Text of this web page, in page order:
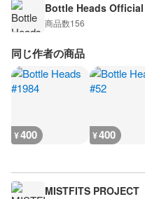
Bottle Heads Official
商品数156
同じ作者の商品
¥400 ¥400
MISTFITS PROJECT